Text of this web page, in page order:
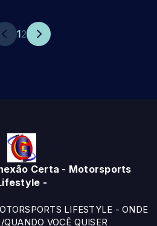
12
Certa - Motorsports
-
LIFESTYLE - ONDE
QUANDO VOCÊ QUISER